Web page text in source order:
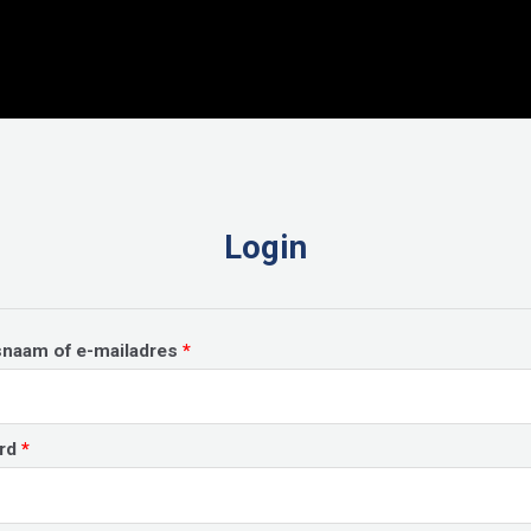
Login
of e-mailadres *Vereist
*Vereist